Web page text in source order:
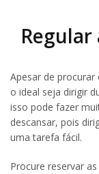
Regular
Apesar de
o ideal seja dirigir
isso pode fazer
descansar, pois
uma tarefa fácil.
Procure reservar